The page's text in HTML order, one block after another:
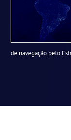
de navegação pelo